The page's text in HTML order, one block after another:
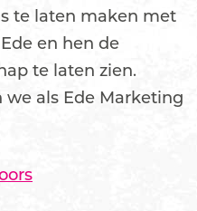
te laten maken met
en hen de
te laten zien.
als Ede Marketing